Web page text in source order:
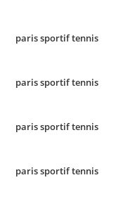
paris sportif tennis
paris sportif tennis
paris sportif tennis
paris sportif tennis